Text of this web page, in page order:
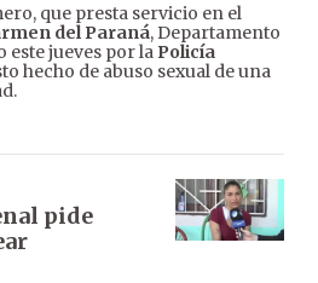
que presta servicio en el
del Paraná, Departamento
este jueves por la Policía
hecho de abuso sexual de una
pide